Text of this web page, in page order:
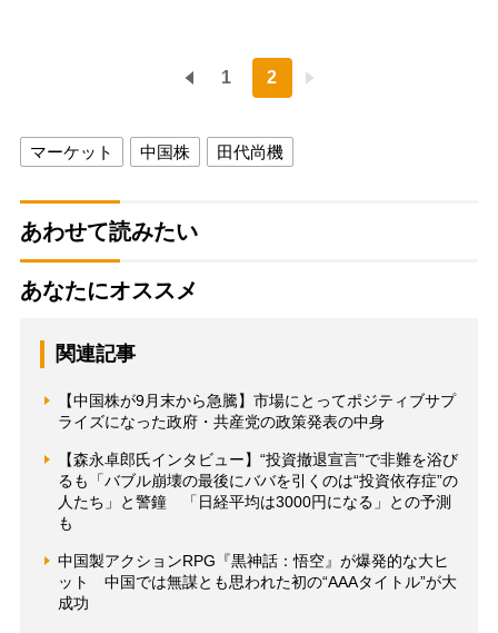
1 2
マーケット 中国株 田代尚機
あわせて読みたい
あなたにオススメ
関連記事
【中国株が9月末から急騰】市場にとってポジティブサプ
ライズになった政府・共産党の政策発表の中身
【森永卓郎氏インタビュー】“投資撤退宣言”で非難を浴び
るも「バブル崩壊の最後にババを引くのは“投資依存症”の
人たち」と警鐘 「日経平均は3000円になる」との予測
も
中国製アクションRPG『黒神話：悟空』が爆発的な大ヒ
ット 中国では無謀とも思われた初の“AAAタイトル”が大
成功